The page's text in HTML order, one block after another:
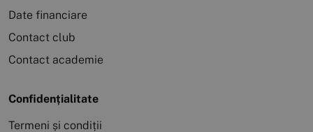
Date financiare
Contact club
Contact academie
Confidențialitate
Termeni și condiții